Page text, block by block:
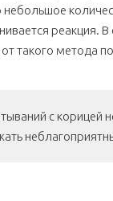
небольшое
реакция.
такого метода
с корицей